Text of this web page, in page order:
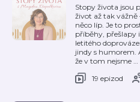
Stopy života jsou
život až tak
něco líp. Je to
příběhy, přešlapy
letitého
jindy s humorem.
že v tom nejsme …
19 epizod